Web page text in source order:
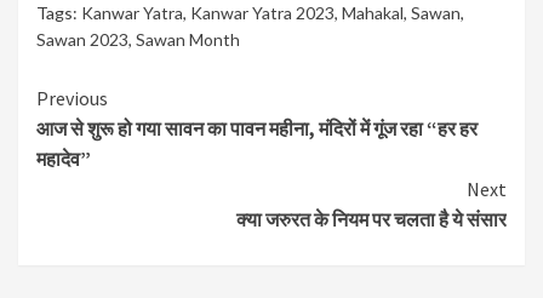
Tags: Kanwar Yatra, Kanwar Yatra 2023, Mahakal, Sawan,
Sawan 2023, Sawan Month
Continue
Reading
Previous
आज से शुरू हो गया सावन का पावन महीना, मंदिरों में गूंज रहा “हर हर
महादेव”
Next
क्या जरुरत के नियम पर चलता है ये संसार